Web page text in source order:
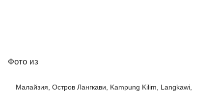
Фото из
Малайзия, Остров Лангкави, Kampung Kilim, Langkawi,